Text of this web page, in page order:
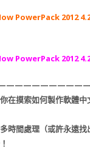
PowerPack 2012
PowerPack 2012
在摸索如何製作軟體
時間處理（或許永遠